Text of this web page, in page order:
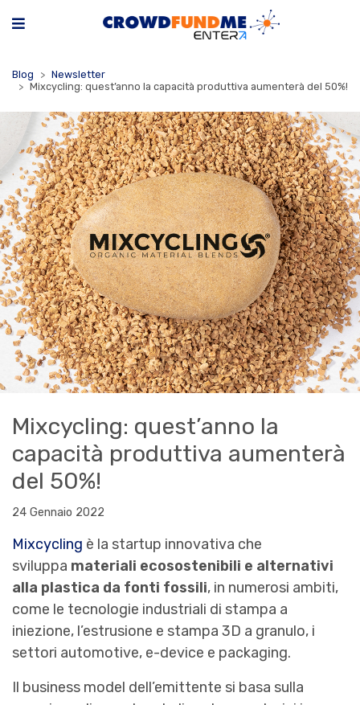
Blog
Newsletter
Mixcycling: quest’anno la capacità produttiva aumenterà del 50%!
Mixcycling: quest’anno la
capacità produttiva aumenterà
del 50%!
24 Gennaio 2022
Mixcycling è la startup innovativa che
sviluppa materiali ecosostenibili e alternativi
alla plastica da fonti fossili, in numerosi ambiti,
come le tecnologie industriali di stampa a
iniezione, l’estrusione e stampa 3D a granulo, i
settori automotive, e-device e packaging.
Il business model dell’emittente si basa sulla